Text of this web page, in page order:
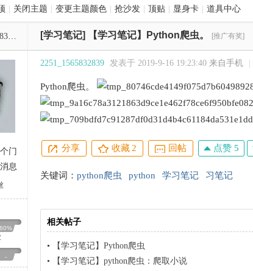
关闭主题 变更主题颜色 抢沙发 顶贴 显身卡 道具中心
[学习笔记] 【学习笔记】Python爬虫。 [推广有奖]
门
息
60%
-
2251_1565832839 发表于 2019-9-16 19:23:40 来自手机
Python爬虫。
分享 收藏2 回帖 点赞 5
关键词： python爬虫 python 学习笔记 习笔记
相关帖子
• 【学习笔记】Python爬虫
•
【学习笔记】python爬虫：爬取小说